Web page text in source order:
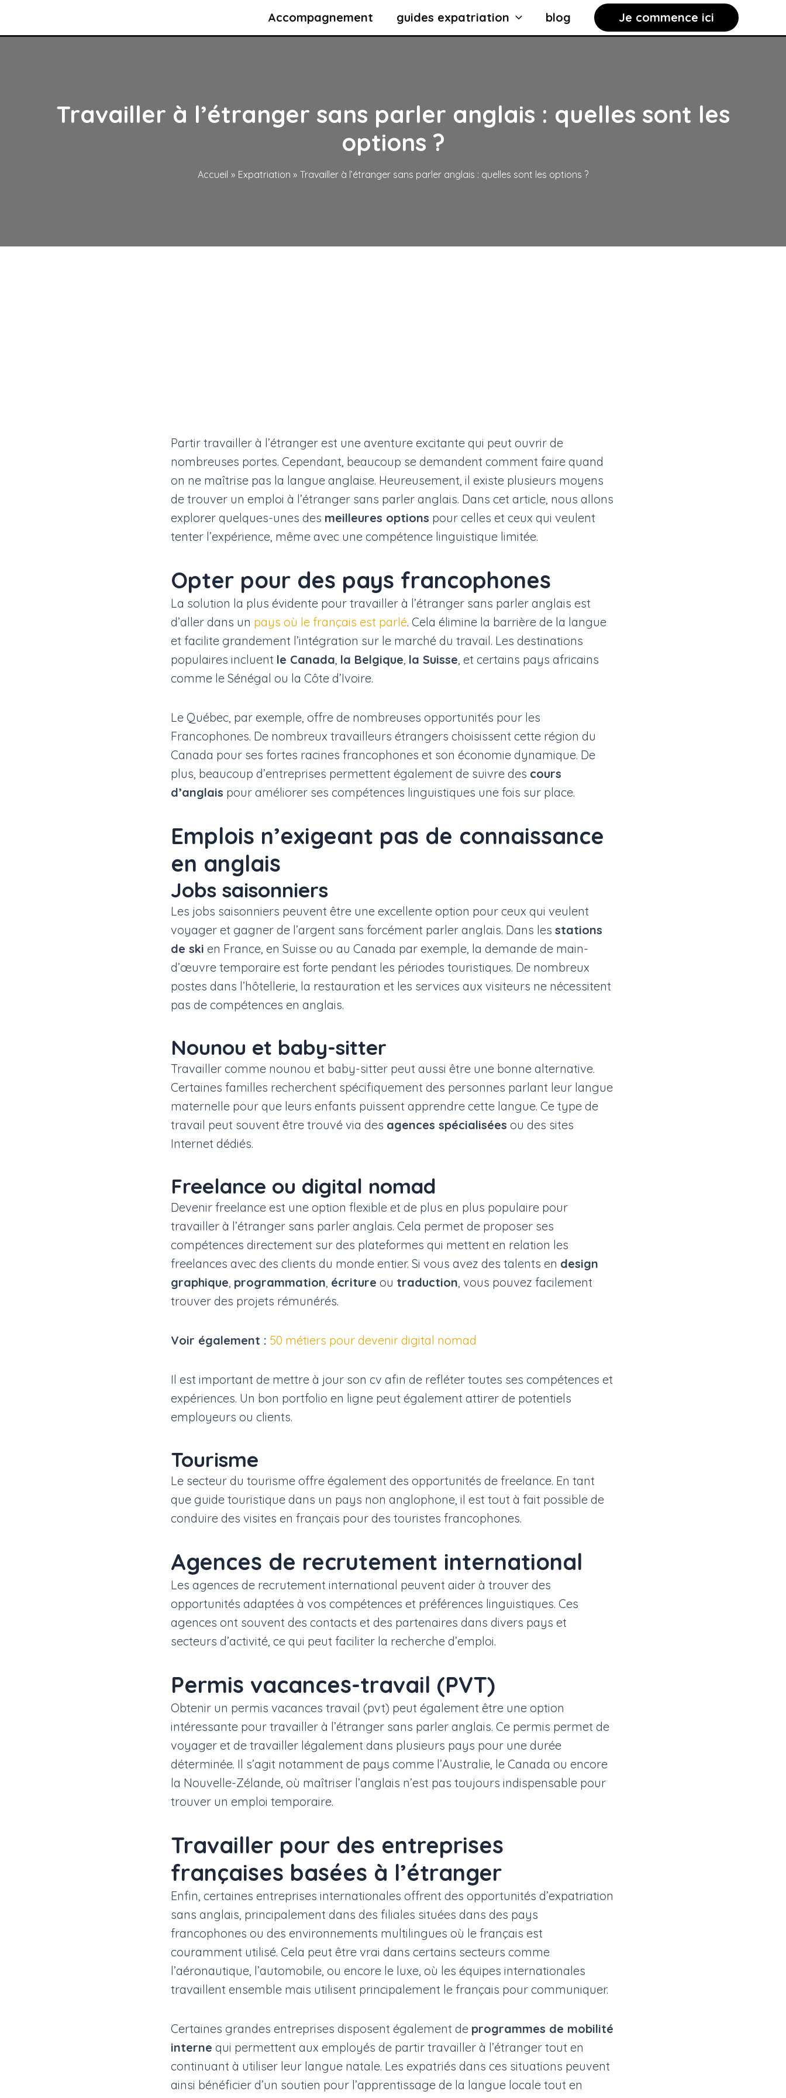
Accompagnement guides expatriation blog Je commence ici
Travailler à l’étranger sans parler anglais : quelles sont les
options ?
Accueil Expatriation Travailler à l’étranger sans parler anglais : quelles sont les options ?
Partir travailler à l’étranger est une aventure excitante qui peut ouvrir de
nombreuses portes. Cependant, beaucoup se demandent comment faire quand
on ne maîtrise pas la langue anglaise. Heureusement, il existe plusieurs moyens
de trouver un emploi à l’étranger sans parler anglais. Dans cet article, nous allons
explorer quelques-unes des meilleures options pour celles et ceux qui veulent
tenter l’expérience, même avec une compétence linguistique limitée.
Opter pour des pays francophones
La solution la plus évidente pour travailler à l’étranger sans parler anglais est
d’aller dans un pays où le français est parlé. Cela élimine la barrière de la langue
et facilite grandement l’intégration sur le marché du travail. Les destinations
populaires incluent le Canada, la Belgique, la Suisse, et certains pays africains
comme le Sénégal ou la Côte d’Ivoire.
Le Québec, par exemple, offre de nombreuses opportunités pour les
Francophones. De nombreux travailleurs étrangers choisissent cette région du
Canada pour ses fortes racines francophones et son économie dynamique. De
plus, beaucoup d’entreprises permettent également de suivre des cours
d’anglais pour améliorer ses compétences linguistiques une fois sur place.
Emplois n’exigeant pas de connaissance
en anglais
Jobs saisonniers
Les jobs saisonniers peuvent être une excellente option pour ceux qui veulent
voyager et gagner de l’argent sans forcément parler anglais. Dans les stations
de ski en France, en Suisse ou au Canada par exemple, la demande de main-
d’œuvre temporaire est forte pendant les périodes touristiques. De nombreux
postes dans l’hôtellerie, la restauration et les services aux visiteurs ne nécessitent
pas de compétences en anglais.
Nounou et baby-sitter
Travailler comme nounou et baby-sitter peut aussi être une bonne alternative.
Certaines familles recherchent spécifiquement des personnes parlant leur langue
maternelle pour que leurs enfants puissent apprendre cette langue. Ce type de
travail peut souvent être trouvé via des agences spécialisées ou des sites
Internet dédiés.
Freelance ou digital nomad
Devenir freelance est une option flexible et de plus en plus populaire pour
travailler à l’étranger sans parler anglais. Cela permet de proposer ses
compétences directement sur des plateformes qui mettent en relation les
freelances avec des clients du monde entier. Si vous avez des talents en design
graphique, programmation, écriture ou traduction, vous pouvez facilement
trouver des projets rémunérés.
Voir également : 50 métiers pour devenir digital nomad
Il est important de mettre à jour son cv afin de refléter toutes ses compétences et
expériences. Un bon portfolio en ligne peut également attirer de potentiels
employeurs ou clients.
Tourisme
Le secteur du tourisme offre également des opportunités de freelance. En tant
que guide touristique dans un pays non anglophone, il est tout à fait possible de
conduire des visites en français pour des touristes francophones.
Agences de recrutement international
Les agences de recrutement international peuvent aider à trouver des
opportunités adaptées à vos compétences et préférences linguistiques. Ces
agences ont souvent des contacts et des partenaires dans divers pays et
secteurs d’activité, ce qui peut faciliter la recherche d’emploi.
Permis vacances-travail (PVT)
Obtenir un permis vacances travail (pvt) peut également être une option
intéressante pour travailler à l’étranger sans parler anglais. Ce permis permet de
voyager et de travailler légalement dans plusieurs pays pour une durée
déterminée. Il s’agit notamment de pays comme l’Australie, le Canada ou encore
la Nouvelle-Zélande, où maîtriser l’anglais n’est pas toujours indispensable pour
trouver un emploi temporaire.
Travailler pour des entreprises
françaises basées à l’étranger
Enfin, certaines entreprises internationales offrent des opportunités d’expatriation
sans anglais, principalement dans des filiales situées dans des pays
francophones ou des environnements multilingues où le français est
couramment utilisé. Cela peut être vrai dans certains secteurs comme
l’aéronautique, l’automobile, ou encore le luxe, où les équipes internationales
travaillent ensemble mais utilisent principalement le français pour communiquer.
Certaines grandes entreprises disposent également de programmes de mobilité
interne qui permettent aux employés de partir travailler à l’étranger tout en
continuant à utiliser leur langue natale. Les expatriés dans ces situations peuvent
ainsi bénéficier d’un soutien pour l’apprentissage de la langue locale tout en